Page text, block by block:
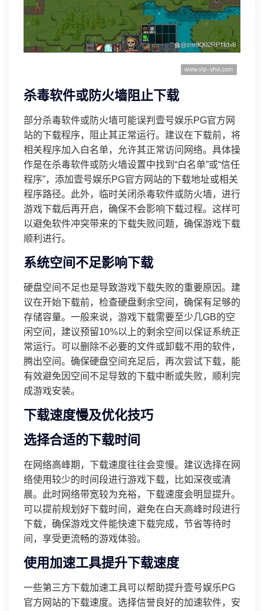
杀毒软件或防火墙阻止下载
部分杀毒软件或防火墙可能误判壹号娱乐PG官方网
站的下载程序，阻止其正常运行。建议在下载前，将
相关程序加入白名单，允许其正常访问网络。具体操
作是在杀毒软件或防火墙设置中找到“白名单”或“信任
程序”，添加壹号娱乐PG官方网站的下载地址或相关
程序路径。此外，临时关闭杀毒软件或防火墙，进行
游戏下载后再开启，确保不会影响下载过程。这样可
以避免软件冲突带来的下载失败问题，确保游戏下载
顺利进行。
系统空间不足影响下载
硬盘空间不足也是导致游戏下载失败的重要原因。建
议在开始下载前，检查硬盘剩余空间，确保有足够的
存储容量。一般来说，游戏下载需要至少几GB的空
闲空间，建议预留10%以上的剩余空间以保证系统正
常运行。可以删除不必要的文件或卸载不用的软件，
腾出空间。确保硬盘空间充足后，再次尝试下载，能
有效避免因空间不足导致的下载中断或失败，顺利完
成游戏安装。
下载速度慢及优化技巧
选择合适的下载时间
在网络高峰期，下载速度往往会变慢。建议选择在网
络使用较少的时间段进行游戏下载，比如深夜或清
晨。此时网络带宽较为充裕，下载速度会明显提升。
可以提前规划好下载时间，避免在白天高峰时段进行
下载，确保游戏文件能快速下载完成，节省等待时
间，享受更流畅的游戏体验。
使用加速工具提升下载速度
一些第三方下载加速工具可以帮助提升壹号娱乐PG
官方网站的下载速度。选择信誉良好的加速软件，安